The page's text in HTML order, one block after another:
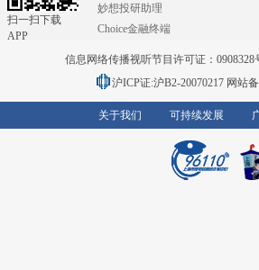
扫一扫下载
APP
妙想投研助理
Choice金融终端
信息网络传播视听节目许可证：0908328
沪ICP证:沪B2-20070217 网站
关于我们 可持续发展